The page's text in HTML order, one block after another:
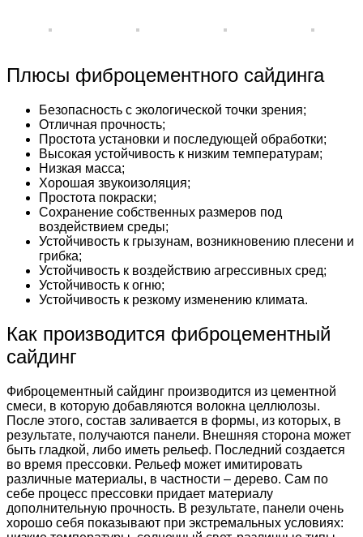
Плюсы фиброцементного сайдинга
Безопасность с экологической точки зрения;
Отличная прочность;
Простота установки и последующей обработки;
Высокая устойчивость к низким температурам;
Низкая масса;
Хорошая звукоизоляция;
Простота покраски;
Сохранение собственных размеров под
воздействием среды;
Устойчивость к грызунам, возникновению плесени и
грибка;
Устойчивость к воздействию агрессивных сред;
Устойчивость к огню;
Устойчивость к резкому изменению климата.
Как производится фиброцементный
сайдинг
Фиброцементный сайдинг производится из цементной
смеси, в которую добавляются волокна целлюлозы.
После этого, состав заливается в формы, из которых, в
результате, получаются панели. Внешняя сторона может
быть гладкой, либо иметь рельеф. Последний создается
во время прессовки. Рельеф может имитировать
различные материалы, в частности – дерево. Сам по
себе процесс прессовки придает материалу
дополнительную прочность. В результате, панели очень
хорошо себя показывают при экстремальных условиях: